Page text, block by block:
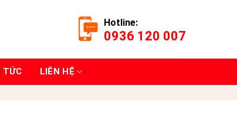
Hotline:
0936 120 007
TỨC LIÊN HỆ